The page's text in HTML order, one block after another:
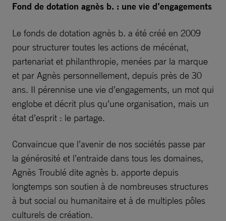
Fond de dotation agnès b. : une vie d’engagements
Le fonds de dotation agnès b. a été créé en 2009
pour structurer toutes les actions de mécénat,
partenariat et philanthropie, menées par la marque
et par Agnès personnellement, depuis près de 30
ans. Il pérennise une vie d’engagements, un mot qui
englobe et décrit plus qu’une organisation, mais un
état d’esprit : le partage.
Convaincue que l’avenir de nos sociétés passe par
la générosité et l’entraide dans tous les domaines,
Agnès Troublé dite agnès b. apporte depuis
longtemps son soutien à de nombreuses structures
à but social ou humanitaire et à de multiples pôles
culturels de création.